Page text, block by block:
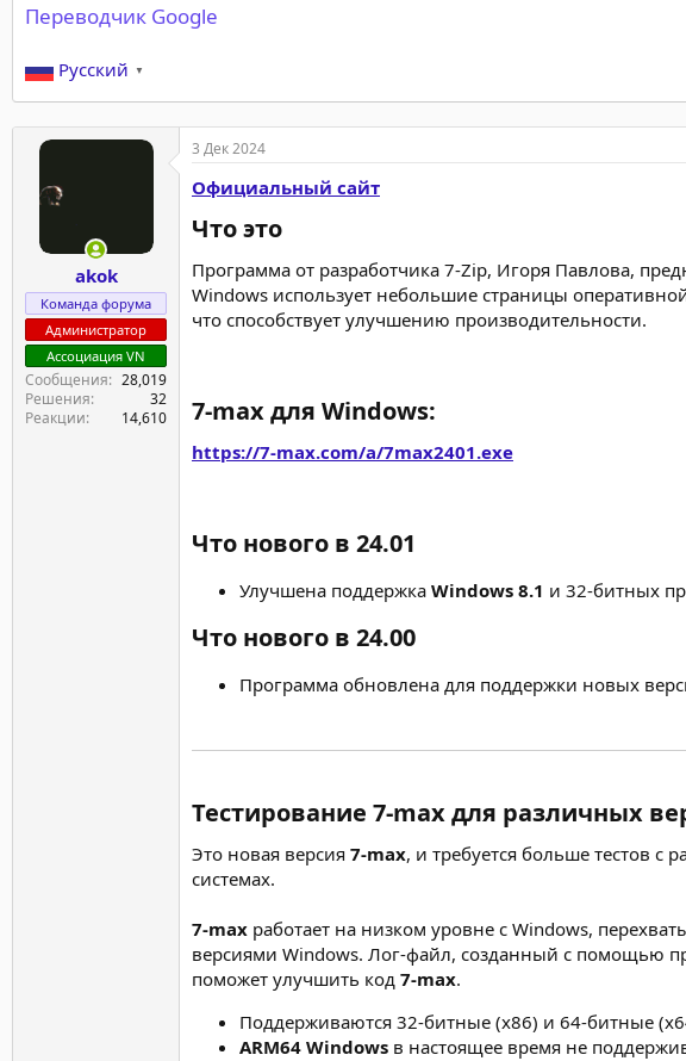
Переводчик Google
Русский ▼
akok
Команда форума
Администратор
Ассоциация VN
Сообщения
28,019
Решения
32
Реакции
14,610
3 Дек 2024
Официальный сайт
Что это​
Программа от разработчика 7-Zip, Игоря Павлова,
Windows использует небольшие страницы
что способствует улучшению производительности.
7-max для Windows:​
https://7-max.com/a/7max2401.exe
Что нового в 24.01​
Улучшена поддержка Windows 8.1 и 32-битных
Что нового в 24.00​
Программа обновлена для поддержки новых
Тестирование 7-max для различных
Это новая версия 7-max, и требуется больше тестов с
системах.
7-max работает на низком уровне с Windows,
версиями Windows. Лог-файл, созданный с помощью
поможет улучшить код 7-max.
Поддерживаются 32-битные (x86) и 64-битные
ARM64 Windows в настоящее время не